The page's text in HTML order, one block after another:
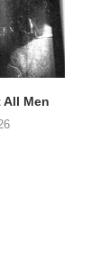
All Men